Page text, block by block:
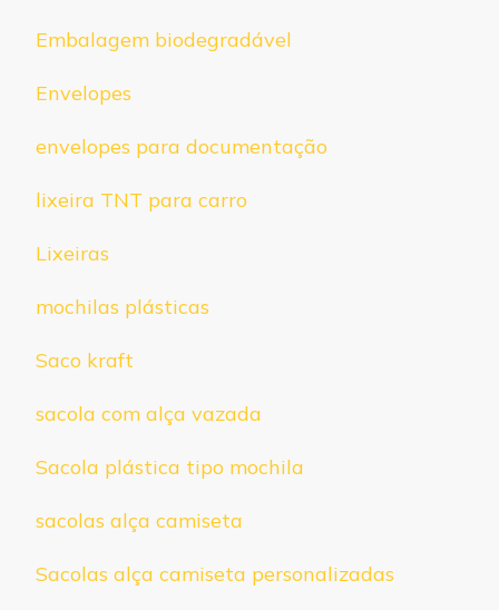
Embalagem biodegradável
Envelopes
envelopes para documentação
lixeira TNT para carro
Lixeiras
mochilas plásticas
Saco kraft
sacola com alça vazada
Sacola plástica tipo mochila
sacolas alça camiseta
Sacolas alça camiseta personalizadas